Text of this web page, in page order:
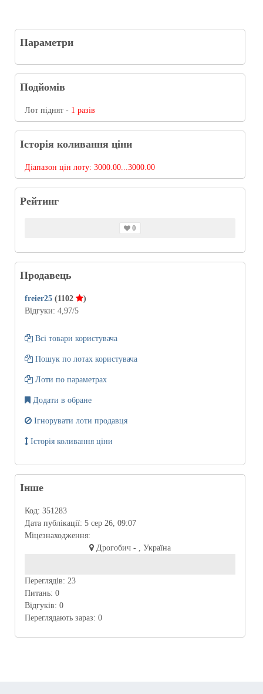
Параметри
Подйомів
Лот піднят - 1 разів
Історія коливання ціни
Діапазон цін лоту: 3000.00...3000.00
Рейтинг
0
Продавець
freier25 (1102
)
Відгуки: 4,97/5
Всі товари користувача
Пошук по лотах користувача
Лоти по параметрах
Додати в обране
Ігнорувати лоти продавця
Історія коливання ціни
Інше
Код: 351283
Дата публікації: 5 сер 26, 09:07
Міцезнаходження:
Дрогобич - , Україна
Переглядів: 23
Питань: 0
Відгуків: 0
Переглядають зараз: 0